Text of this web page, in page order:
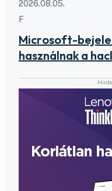
2026.08.05.
F
Microsoft-
használnak a